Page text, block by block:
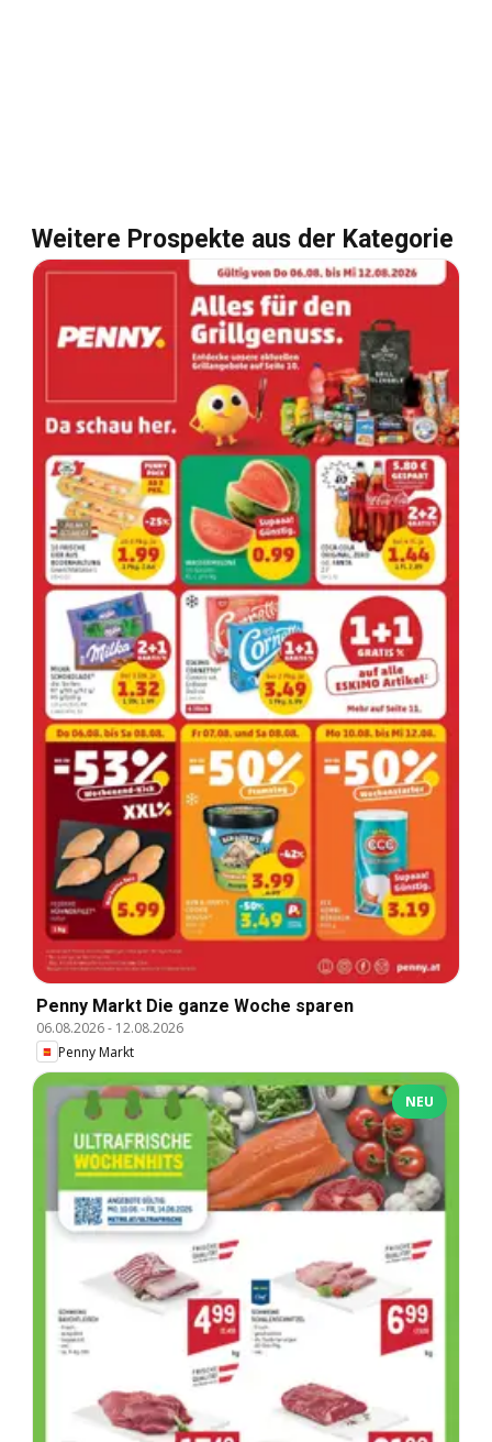
Weitere Prospekte aus der Kategorie
Penny Markt Die ganze Woche sparen
06.08.2026- 12.08.2026
Penny Markt
NEU